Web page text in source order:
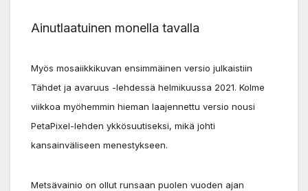
Ainutlaatuinen monella tavalla
Myös mosaiikkikuvan ensimmäinen versio julkaistiin
Tähdet ja avaruus -lehdessä helmikuussa 2021. Kolme
viikkoa myöhemmin hieman laajennettu versio nousi
PetaPixel-lehden ykkösuutiseksi, mikä johti
kansainväliseen menestykseen.
Metsävainio on ollut runsaan puolen vuoden ajan